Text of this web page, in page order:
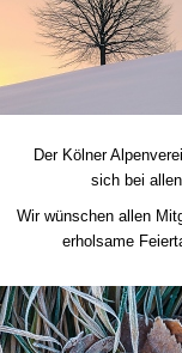
Der Kölner
sich bei
Wir wünschen allen
erholsame